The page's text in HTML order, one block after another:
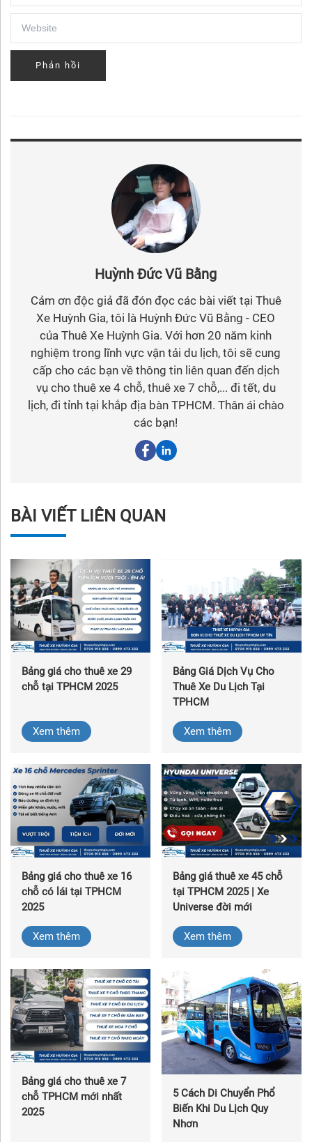
Huỳnh Đức Vũ Bằng
Cảm ơn độc giả đã đón đọc các bài viết tại Thuê
Xe Huỳnh Gia, tôi là Huỳnh Đức Vũ Bằng - CEO
của Thuê Xe Huỳnh Gia. Với hơn 20 năm kinh
nghiệm trong lĩnh vực vận tải du lịch, tôi sẽ cung
cấp cho các bạn về thông tin liên quan đến dịch
vụ cho thuê xe 4 chỗ, thuê xe 7 chỗ,... đi tết, du
lịch, đi tỉnh tại khắp địa bàn TPHCM. Thân ái chào
các bạn!
BÀI VIẾT LIÊN QUAN
Bảng giá cho thuê xe 29
chỗ tại TPHCM 2025
Xem thêm
Bảng Giá Dịch Vụ Cho
Thuê Xe Du Lịch Tại
TPHCM
Xem thêm
Bảng giá cho thuê xe 16
chỗ có lái tại TPHCM
2025
Xem thêm
Bảng giá thuê xe 45 chỗ
tại TPHCM 2025 | Xe
Universe đời mới
Xem thêm
Bảng giá cho thuê xe 7
chỗ TPHCM mới nhất
2025
5 Cách Di Chuyển Phổ
Biến Khi Du Lịch Quy
Nhơn